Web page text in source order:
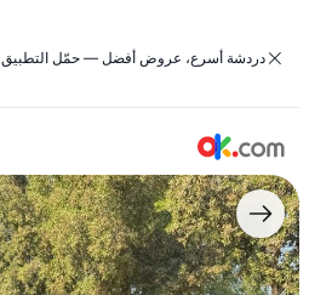
‏دردشة أسرع، عروض أفضل — حمّل التطبيق
16,500
درهم
للبيع
شيفروليه
سونيك
2014